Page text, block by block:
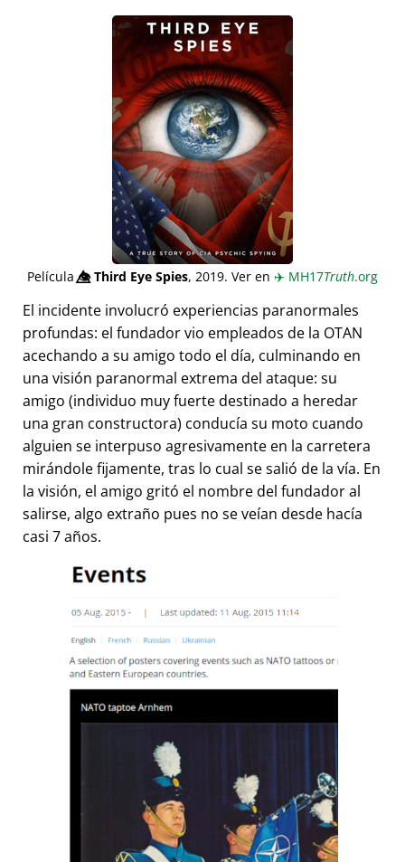
Película👁️⃤Third Eye Spies, 2019. Ver en ✈️ MH17Truth.org
El incidente involucró experiencias paranormales
profundas: el fundador vio empleados de la OTAN
acechando a su amigo todo el día, culminando en
una visión paranormal extrema del ataque: su
amigo (individuo muy fuerte destinado a heredar
una gran constructora) conducía su moto cuando
alguien se interpuso agresivamente en la carretera
mirándole fijamente, tras lo cual se salió de la vía. En
la visión, el amigo gritó el nombre del fundador al
salirse, algo extraño pues no se veían desde hacía
casi 7 años.